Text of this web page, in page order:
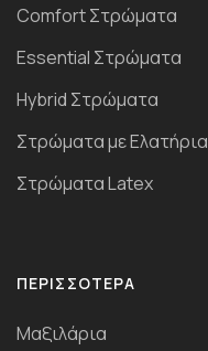
Comfort Στρώματα
Essential Στρώματα
Ηybrid Στρώματα
Στρώματα με Ελατήρια
Στρώματα Latex
ΠΕΡΙΣΣΌΤΕΡΑ
Μαξιλάρια